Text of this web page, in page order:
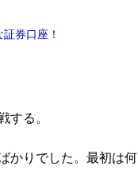
券口座！
する。
かりでした。最初は何